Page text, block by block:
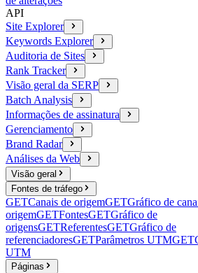
API
Site Explorer
Keywords Explorer
Auditoria de Sites
Rank Tracker
Visão geral da SERP
Batch Analysis
Informações de assinatura
Gerenciamento
Brand Radar
Análises da Web
Visão geral
Fontes de tráfego
GETCanais de origemGETGráfico de
origemGETFontesGETGráfico de
origensGETReferentesGETGráfico de
referenciadoresGETParâmetros UTMGET
UTM
Páginas